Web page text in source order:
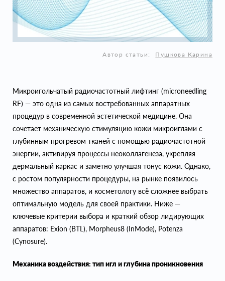
Автор статьи: Пушкова Карина
Микроигольчатый радиочастотный лифтинг (microneedling
RF) — это одна из самых востребованных аппаратных
процедур в современной эстетической медицине. Она
сочетает механическую стимуляцию кожи микроиглами с
глубинным прогревом тканей с помощью радиочастотной
энергии, активируя процессы неоколлагенеза, укрепляя
дермальный каркас и заметно улучшая тонус кожи. Однако,
с ростом популярности процедуры, на рынке появилось
множество аппаратов, и косметологу всё сложнее выбрать
оптимальную модель для своей практики. Ниже —
ключевые критерии выбора и краткий обзор лидирующих
аппаратов: Exion (BTL), Morpheus8 (InMode), Potenza
(Cynosure).
Механика воздействия: тип игл и глубина проникновения